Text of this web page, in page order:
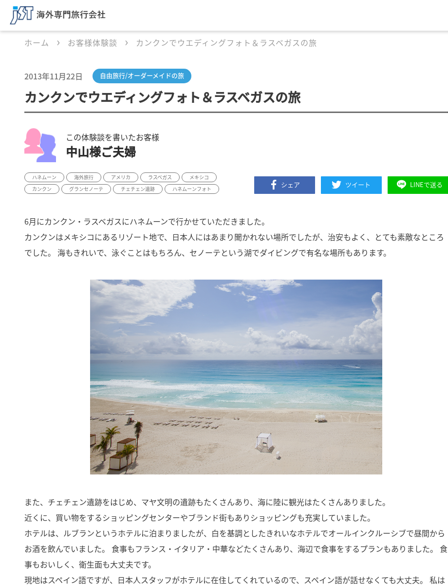
ホーム お客様体験談 カンクンでウエディングフォト＆ラスベガスの旅
2013年11月22日 自由旅行/オーダーメイドの旅
カンクンでウエディングフォト＆ラスベガスの旅
この体験談を書いたお客様
中山様ご夫婦
ハネムーン 海外旅行 アメリカ ラスベガス
メキシコ
カンクン
グランセノーテ チェチェン遺跡 ハネムーンフォト シェア ツイート LINEで送る
6月にカンクン・ラスベガスにハネムーンで行かせていただきました。
カンクンはメキシコにあるリゾート地で、日本人にはあまり聞かれない場所でしたが、治安もよく、とても素敵なところ
でした。 海もきれいで、泳ぐことはもちろん、セノーテという湖でダイビングで有名な場所もあります。
また、チェチェン遺跡をはじめ、マヤ文明の遺跡もたくさんあり、海に陸に観光はたくさんありました。
近くに、買い物をするショッピングセンターやブランド街もありショッピングも充実していました。
ホテルは、ルブランというホテルに泊まりましたが、白を基調としたきれいなホテルでオールインクルーシブで昼間から
お酒を飲んでいました。 食事もフランス・イタリア・中華などたくさんあり、海辺で食事をするプランもありました。 食
事もおいしく、衛生面も大丈夫です。
現地はスペイン語ですが、日本人スタッフがホテルに在住してくれているので、スペイン語が話せなくても大丈夫。 私は